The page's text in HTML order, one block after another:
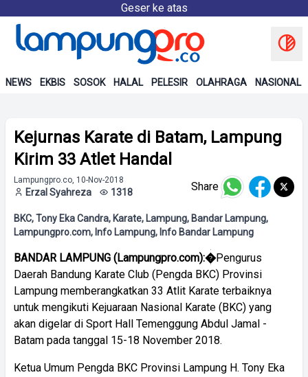
Geser ke atas
NEWS EKBIS SOSOK HALAL PELESIR OLAHRAGA NASIONAL
Kejurnas Karate di Batam, Lampung
Kirim 33 Atlet Handal
Lampungpro.co, 10-Nov-2018
Erzal Syahreza 1318 Share
BKC, Tony Eka Candra, Karate, Lampung, Bandar Lampung,
Lampungpro.com, Info Lampung, Info Bandar Lampung
BANDAR LAMPUNG (Lampungpro.com):�Pengurus
Daerah Bandung Karate Club (Pengda BKC) Provinsi
Lampung memberangkatkan 33 Atlit Karate terbaiknya
untuk mengikuti Kejuaraan Nasional Karate (BKC) yang
akan digelar di Sport Hall Temenggung Abdul Jamal -
Batam pada tanggal 15-18 November 2018.
Ketua Umum Pengda BKC Provinsi Lampung H. Tony Eka